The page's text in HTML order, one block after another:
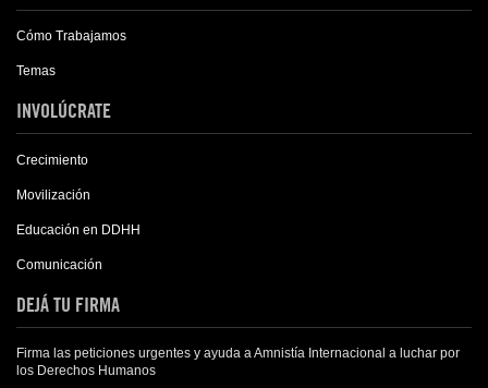
Cómo Trabajamos
Temas
INVOLÚCRATE
Crecimiento
Movilización
Educación en DDHH
Comunicación
DEJÁ TU FIRMA
Firma las peticiones urgentes y ayuda a Amnistía Internacional a luchar por
los Derechos Humanos